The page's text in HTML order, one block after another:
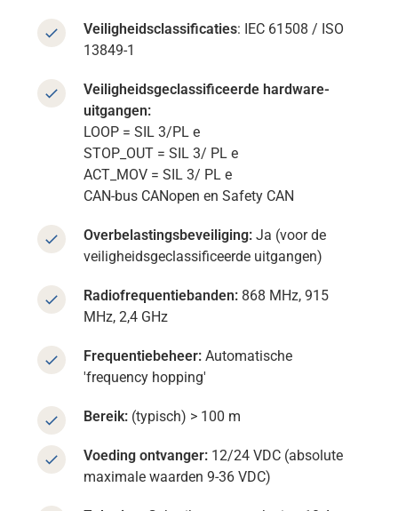
Veiligheidsclassificaties: IEC 61508 / ISO
13849-1
Veiligheidsgeclassificeerde hardware-
uitgangen:
LOOP = SIL 3/PL e
STOP_OUT = SIL 3/ PL e
ACT_MOV = SIL 3/ PL e
CAN-bus CANopen en Safety CAN
Overbelastingsbeveiliging: Ja (voor de
veiligheidsgeclassificeerde uitgangen)
Radiofrequentiebanden: 868 MHz, 915
MHz, 2,4 GHz
Frequentiebeheer:Automatische
'frequency hopping'
Bereik: (typisch) > 100 m
Voeding ontvanger: 12/24 VDC (absolute
maximale waarden 9-36 VDC)